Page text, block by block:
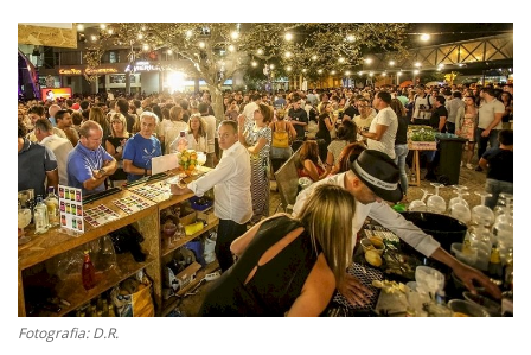
Sobre Nós
Educação
Estatuto Editorial
Saúde
Ficha técnica
Fotografia: D.R.